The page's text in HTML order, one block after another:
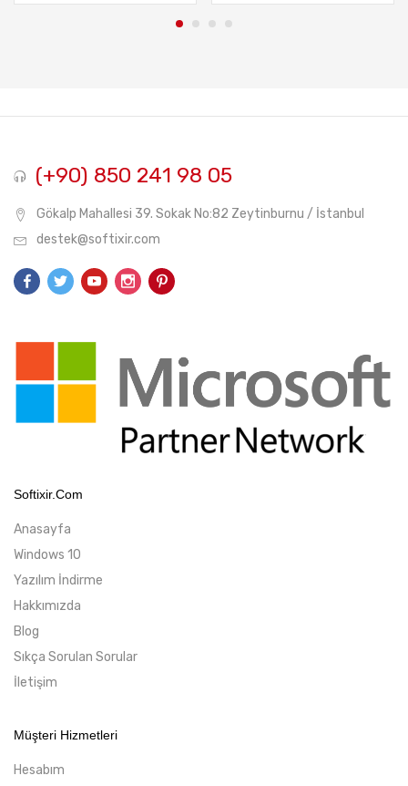
(+90) 850 241 98 05
Gökalp Mahallesi 39. Sokak No:82 Zeytinburnu / İstanbul
destek@softixir.com
Softixir.com
Anasayfa
Windows 10
Yazılım İndirme
Hakkımızda
Blog
Sıkça Sorulan Sorular
İletişim
Müşteri Hizmetleri
Hesabım